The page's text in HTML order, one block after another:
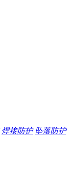
焊接防护 坠落防护